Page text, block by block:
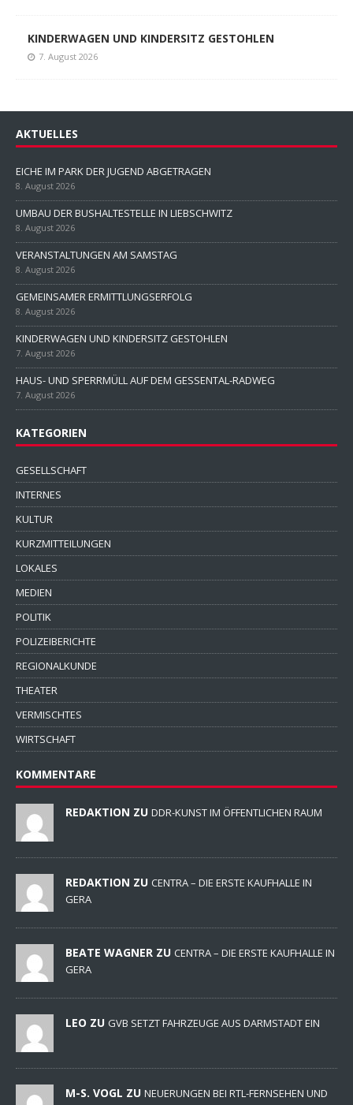
KINDERWAGEN UND KINDERSITZ GESTOHLEN
7. August 2026
AKTUELLES
EICHE IM PARK DER JUGEND ABGETRAGEN
8. August 2026
UMBAU DER BUSHALTESTELLE IN LIEBSCHWITZ
8. August 2026
VERANSTALTUNGEN AM SAMSTAG
8. August 2026
GEMEINSAMER ERMITTLUNGSERFOLG
8. August 2026
KINDERWAGEN UND KINDERSITZ GESTOHLEN
7. August 2026
HAUS- UND SPERRMÜLL AUF DEM GESSENTAL-RADWEG
7. August 2026
KATEGORIEN
GESELLSCHAFT
INTERNES
KULTUR
KURZMITTEILUNGEN
LOKALES
MEDIEN
POLITIK
POLIZEIBERICHTE
REGIONALKUNDE
THEATER
VERMISCHTES
WIRTSCHAFT
KOMMENTARE
REDAKTION ZU DDR-KUNST IM ÖFFENTLICHEN RAUM
REDAKTION ZU CENTRA – DIE ERSTE KAUFHALLE IN
GERA
BEATE WAGNER ZU CENTRA – DIE ERSTE KAUFHALLE IN
GERA
LEO ZU GVB SETZT FAHRZEUGE AUS DARMSTADT EIN
M-S. VOGL ZU NEUERUNGEN BEI RTL-FERNSEHEN UND